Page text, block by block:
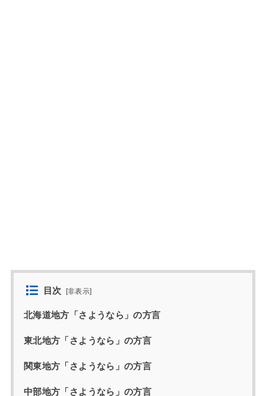
目次 [非表示]
北海道地方「さようなら」の方言
東北地方「さようなら」の方言
関東地方「さようなら」の方言
中部地方「さようなら」の方言